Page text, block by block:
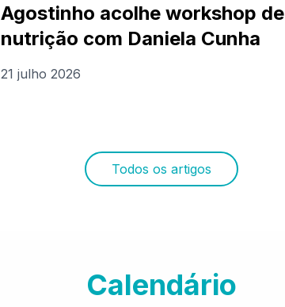
Agostinho acolhe workshop de
nutrição com Daniela Cunha
21 julho 2026
Todos os artigos
Calendário